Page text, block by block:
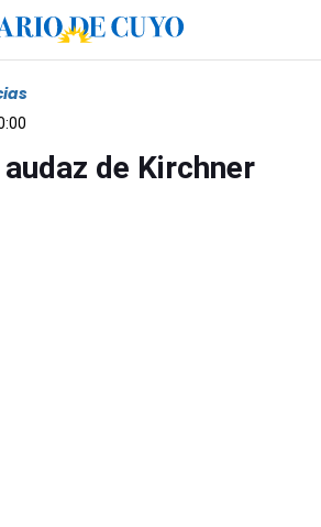
de Kirchner